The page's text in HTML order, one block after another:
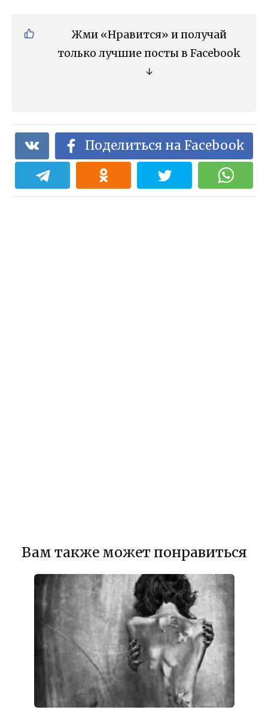
Жми «Нравится» и получай
только лучшие посты в Facebook
↓
Поделиться на Facebook
Вам также может понравиться